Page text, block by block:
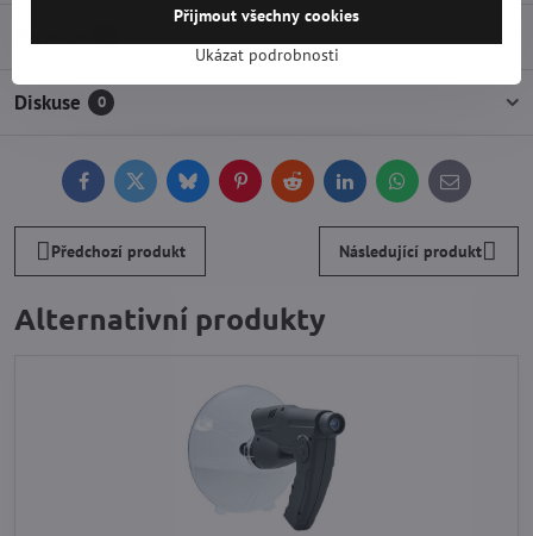
Diskuse 0
FacebookTwitterBlueskyPinterestReddit LinkedInWhatsApp
E-
mail
Předchozí produkt Následující produkt
Alternativní produkty
Ukázat podrobnosti
Přijmout všechny cookies